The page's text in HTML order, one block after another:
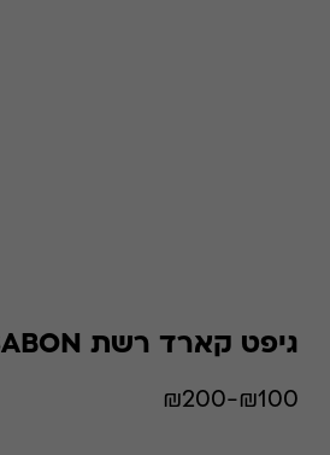
גיפט קארד רשת SABON
₪100-₪200